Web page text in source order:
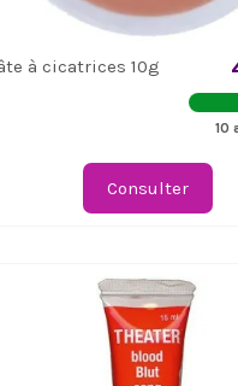
à cicatrices 10g
10
Consulter